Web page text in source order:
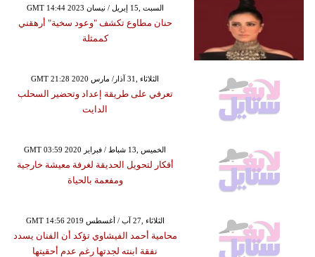
GMT 14:44 2023 السبت ,15 إبريل / نيسان
حنان مطاوع تكشف "وعود سخية" أرهقني
كممثلة
GMT 21:28 2020 الثلاثاء ,31 آذار/ مارس
تعرفي على طريقة إعداد وتحضير السحلب
الدايت
GMT 03:59 2020 الخميس ,13 شباط / فبراير
أفكار لتحويل الحديقة لغرفة معيشة خارجية
ومفعمة بالحياة
GMT 14:56 2019 الثلاثاء ,27 آب / أغسطس
محامية أحمد الفيشاوي تؤكد أن الفنان يسدد
نفقة ابنته لجدتها رغم عدم أحقيتها